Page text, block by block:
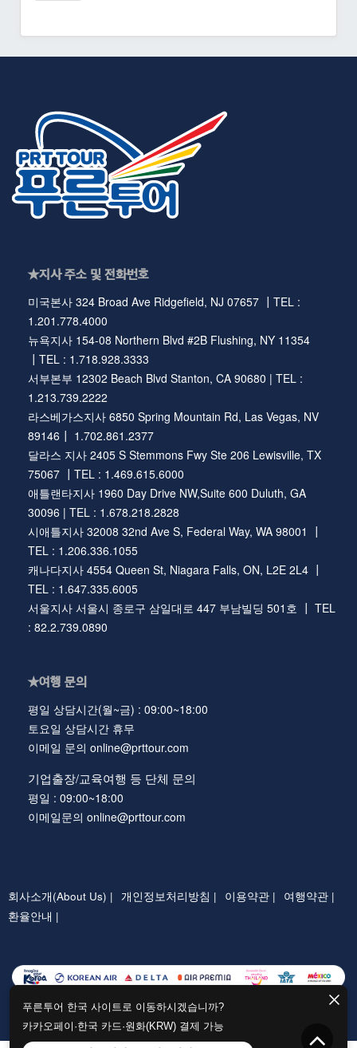
푸른투어 한국 사이트로 이동하시겠습니까?
카카오페이·한국 카드·원화(KRW) 결제 가능
★지사 주소 및 전화번호
미국본사 324 Broad Ave Ridgefield, NJ 07657 ┃TEL :
1.201.778.4000
뉴욕지사 154-08 Northern Blvd #2B Flushing, NY 11354
┃TEL : 1.718.928.3333
서부본부 12302 Beach Blvd Stanton, CA 90680 | TEL :
1.213.739.2222
라스베가스지사 6850 Spring Mountain Rd, Las Vegas, NV
89146┃ 1.702.861.2377
달라스 지사 2405 S Stemmons Fwy Ste 206 Lewisville, TX
75067 ┃TEL : 1.469.615.6000
애틀랜타지사 1960 Day Drive NW,Suite 600 Duluth, GA
30096 | TEL : 1.678.218.2828
시애틀지사 32008 32nd Ave S, Federal Way, WA 98001 ┃
TEL : 1.206.336.1055
캐나다지사 4554 Queen St, Niagara Falls, ON, L2E 2L4 ┃
TEL : 1.647.335.6005
서울지사 서울시 종로구 삼일대로 447 부남빌딩 501호 ┃ TEL
: 82.2.739.0890
★여행 문의
평일 상담시간(월~금) : 09:00~18:00
토요일 상담시간 휴무
이메일 문의 online@prttour.com
기업출장/교육여행 등 단체 문의
평일 : 09:00~18:00
이메일문의 online@prttour.com
회사소개(About Us) | 개인정보처리방침 | 이용약관 |
여행약관 |
환율안내 |